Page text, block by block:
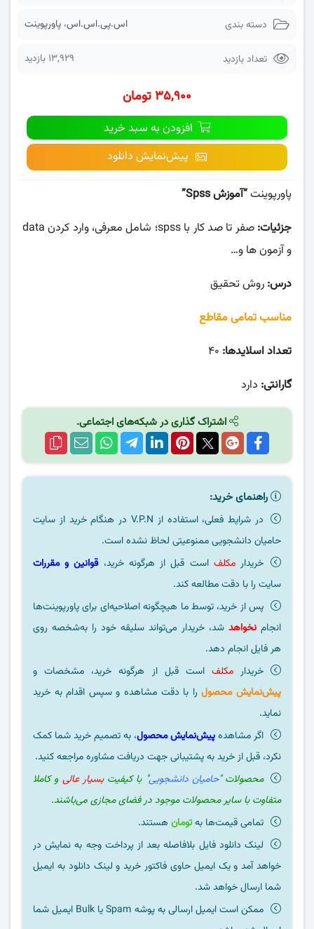
دسته بندی اس.پی.اس.اس، پاورپوینت
تعداد بازدید 13,929 بازدید
۳۵,۹۰۰ تومان
افزودن به سبد خرید
پیش‌نمایش دانلود
پاورپوینت“آموزش Spss”
جزئیات:
صفر تا صد کار با spss؛ شامل معرفی، وارد کردن data
و آزمون ها و…
درس: روش تحقیق
مناسب تمامی مقاطع
تعداد اسلایدها:
گارانتی: دارد
اشتراک گذاری در شبکه‌های اجتماعی.
راهنمای خرید:
در شرایط فعلی، استفاده از V.P.N در هنگام خرید از سایت
حامیان دانشجویی ممنوعیتی لحاظ نشده است.
خریدارمکلف است قبل از هرگونه خرید،قوانین و مقررات
سایت را با دقت مطالعه کند.
پس از خرید، توسط ما هیچگونه اصلاحیه‌ای برای پاورپوینت‌ها
انجام نخواهد شد، خریدار می‌تواند سلیقه خود را به‌شخصه روی
هر فایل انجام دهد.
خریدارمکلف است قبل از هرگونه خرید، مشخصات و
پیش‌نمایش محصولرا با دقت مشاهده و سپس اقدام به خرید
نماید.
اگر مشاهدهپیش‌نمایش محصول، به تصمیم خرید شما کمک
نکرد، قبل از خرید به پشتیبانی جهت دریافت مشاوره مراجعه کنید.
محصولات "حامیان دانشجویی" با کیفیت بسیار عالی و کاملا
متفاوت با سایر محصولات موجود در فضای مجازی می‌باشند.
تمامی قیمت‌ها بهتومان هستند.
لینک دانلود فایل بلافاصله بعد از پرداخت وجه به نمایش در
خواهد آمد و یک ایمیل حاوی فاکتور خرید و لینک دانلود به ایمیل
شما ارسال خواهد شد.
ممکن است ایمیل ارسالی به پوشه Spam یا Bulk ایمیل شما